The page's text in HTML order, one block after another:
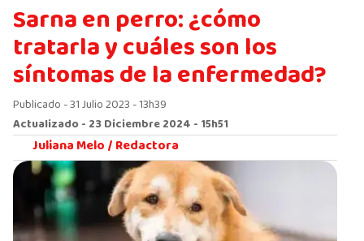
Sarna en perro: ¿cómo
tratarla y cuáles son los
síntomas de la enfermedad?
Publicado - 31 Julio 2023 - 13h39
Actualizado - 23 Diciembre 2024 - 15h51
Juliana Melo /Redactora